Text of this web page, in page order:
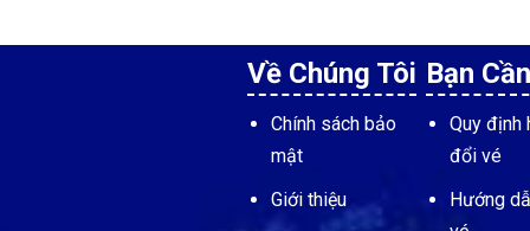
Về Chúng Tôi
Chính sách bảo
mật
Giới thiệu
Bạn
Quy định
đổi vé
Hướng